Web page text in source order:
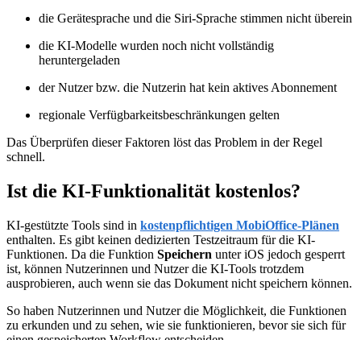
die Gerätesprache und die Siri-Sprache stimmen nicht überein
die KI-Modelle wurden noch nicht vollständig
heruntergeladen
der Nutzer bzw. die Nutzerin hat kein aktives Abonnement
regionale Verfügbarkeitsbeschränkungen gelten
Das Überprüfen dieser Faktoren löst das Problem in der Regel
schnell.
Ist die KI-Funktionalität kostenlos?
KI-gestützte Tools sind in kostenpflichtigen MobiOffice-Plänen
enthalten. Es gibt keinen dedizierten Testzeitraum für die KI-
Funktionen. Da die Funktion Speichern unter iOS jedoch gesperrt
ist, können Nutzerinnen und Nutzer die KI-Tools trotzdem
ausprobieren, auch wenn sie das Dokument nicht speichern können.
So haben Nutzerinnen und Nutzer die Möglichkeit, die Funktionen
zu erkunden und zu sehen, wie sie funktionieren, bevor sie sich für